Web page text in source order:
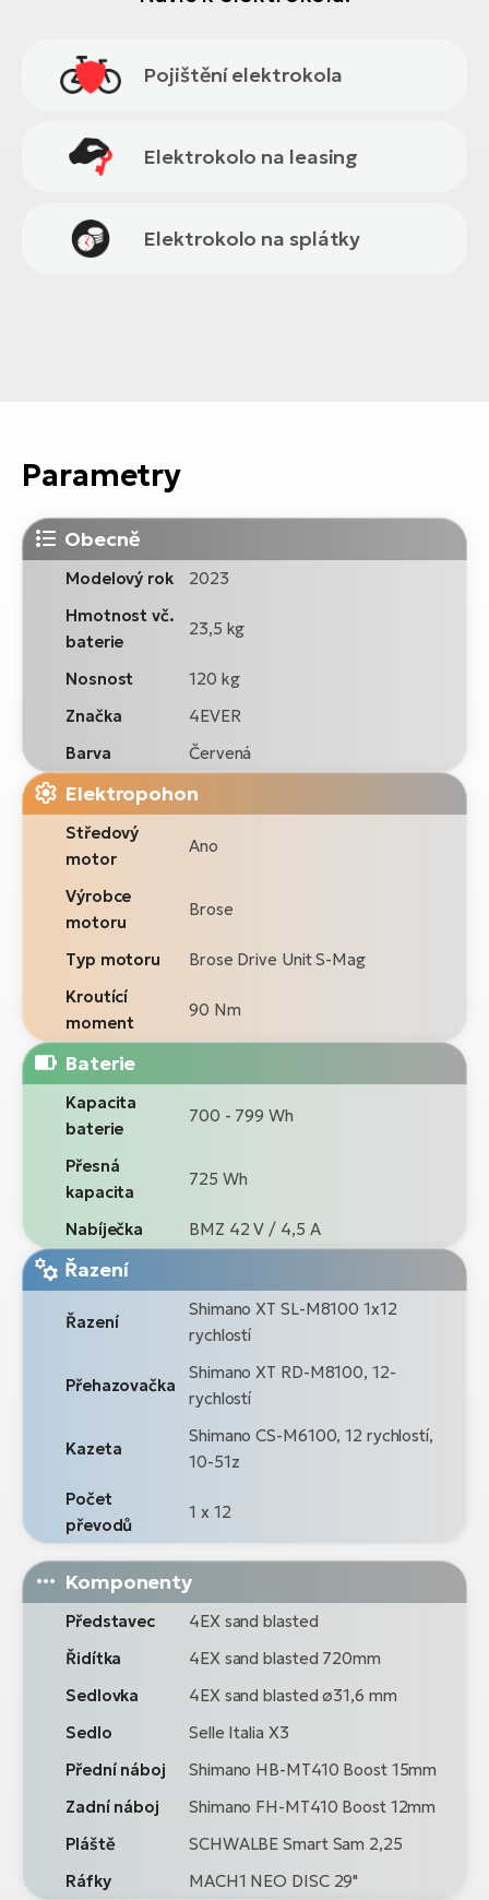
Pojištění elektrokola
Elektrokolo na leasing
Elektrokolo na splátky
Parametry
Obecně
Modelový rok
2023
Hmotnost vč.
baterie
23,5 kg
Nosnost
120 kg
Značka
4EVER
Barva
Červená
Elektropohon
Středový
motor
Ano
Výrobce
motoru
Brose
Typ motoru
Brose Drive Unit S-Mag
Kroutící
moment
90 Nm
Baterie
Kapacita
baterie
700 - 799 Wh
Přesná
kapacita
725 Wh
Nabíječka BMZ 42 V / 4,5 A
Řazení
Řazení
Shimano XT SL-M8100 1x12
rychlostí
Přehazovačka
Shimano XT RD-M8100, 12-
rychlostí
Kazeta
Shimano CS-M6100, 12 rychlostí,
10-51z
Počet
převodů
1 x 12
Komponenty
Představec
4EX sand blasted
Řidítka
4EX sand blasted 720mm
Sedlovka
4EX sand blasted ø31,6 mm
Sedlo
Selle Italia X3
Přední náboj
Shimano HB-MT410 Boost 15mm
Zadní náboj
Shimano FH-MT410 Boost 12mm
Pláště
SCHWALBE Smart Sam 2,25
Ráfky
MACH1 NEO DISC 29"